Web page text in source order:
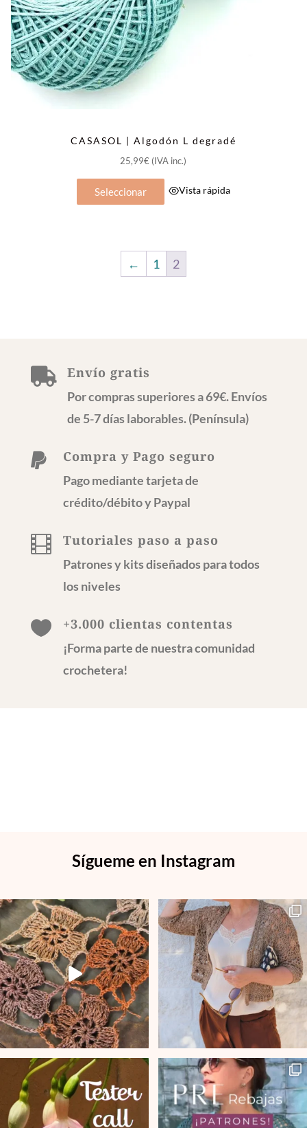
CASASOL | Algodón L degradé
25,99€ (IVA inc.)
Seleccionar Vista rápidaproducto
página
producto
← 1 2
 Envío gratis
Por compras superiores a 69€. Envíos
de 5-7 días laborables. (Península)
 Compra y Pago seguro
Pago mediante tarjeta de
crédito/débito y Paypal
 Tutoriales paso a paso
Patrones y kits diseñados para todos
los niveles
 +3.000 clientas contentas
¡Forma parte de nuestra comunidad
crochetera!
Sígueme en Instagram